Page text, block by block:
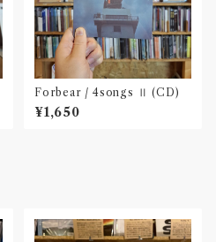
Forbear / 4songs Ⅱ (CD)
¥1,650